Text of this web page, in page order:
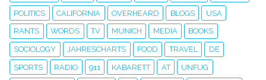
POLITICS CALIFORNIA OVERHEARD BLOGS USA
RANTS WORDS TV MUNICH MEDIA BOOKS
SOCIOLOGY JAHRESCHARTS FOOD TRAVEL DE
SPORTS RADIO 911 KABARETT AT UNFUG